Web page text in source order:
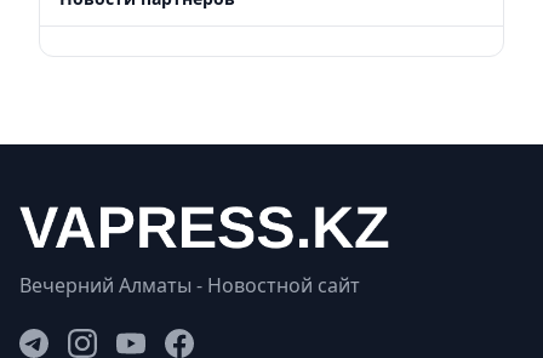
Вечерний Алматы - Новостной сайт